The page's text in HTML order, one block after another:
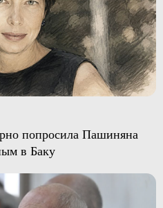
попросила Пашиняна
в Баку